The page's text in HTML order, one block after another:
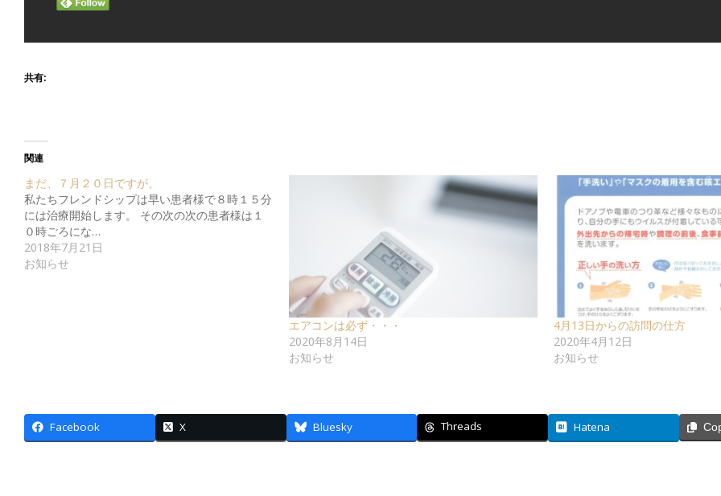
共有:
関連
まだ、７月２０日ですが。
私たちフレンドシップは早い患者様で８時１５分
には治療開始します。 その次の次の患者様は１
０時ごろにな…
2018年7月21日
お知らせ
エアコンは必ず・・・
2020年8月14日
お知らせ
4月13日からの訪問の仕方
2020年4月12日
お知らせ
Facebook X Bluesky Threads Hatena